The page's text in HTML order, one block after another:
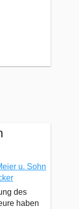
u. Sohn
des
haben